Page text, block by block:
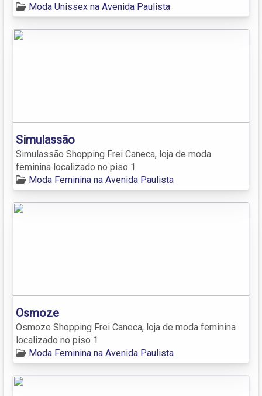
Moda Unissex na Avenida Paulista
Simulassão
Simulassão Shopping Frei Caneca, loja de moda
feminina localizado no piso 1
Moda Feminina na Avenida Paulista
Osmoze
Osmoze Shopping Frei Caneca, loja de moda feminina
localizado no piso 1
Moda Feminina na Avenida Paulista